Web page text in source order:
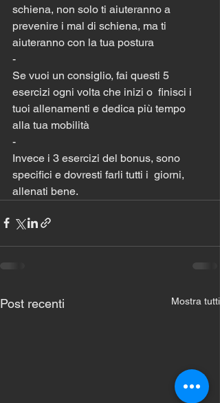
schiena, non solo ti aiuteranno a
prevenire i mal di schiena, ma ti
aiuteranno con la tua postura
-
Se vuoi un consiglio, fai questi 5
esercizi ogni volta che inizi o  finisci i
tuoi allenamenti e dedica più tempo
alla tua mobilità
-
Invece i 3 esercizi del bonus, sono
specifici e dovresti farli tutti i  giorni,
allenati bene.
Post recenti Mostra tutti